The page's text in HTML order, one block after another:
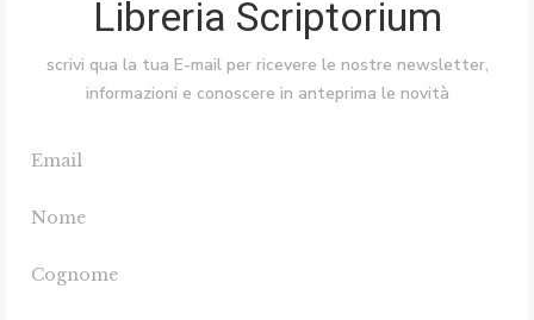
Libreria Scriptorium
scrivi qua la tua E-mail per ricevere le nostre newsletter,
informazioni e conoscere in anteprima le novità